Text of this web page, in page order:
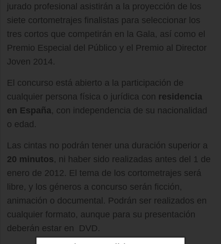
jurado profesional asistirán a la proyección de los
siete cortometrajes finalistas para seleccionar los
tres cortos que competirán en la Gala, así como el
Premio Especial del Público y el Premio al Director
Joven 2014.
El concurso está abierto a la participación de
cualquier persona física o jurídica con residencia
en España, con independencia de su nacionalidad
o edad.
Las cintas no podrán tener una duración superior a
20 minutos, ni haber sido realizadas antes del 1 de
enero de 2012. El tema de los cortometrajes será
libre, y los géneros a concurso serán ficción,
animación o documental. Podrán ser realizados en
cualquier formato, aunque para su presentación
deberán estar en DVD.